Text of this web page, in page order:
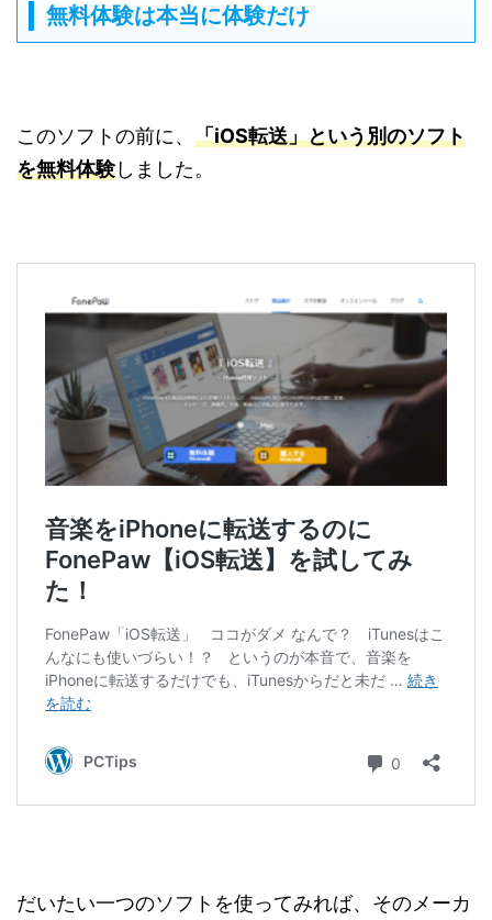
無料体験は本当に体験だけ
このソフトの前に、 「iOS転送」という別のソフト
を無料体験しました。
だいたい一つのソフトを使ってみれば、そのメーカ